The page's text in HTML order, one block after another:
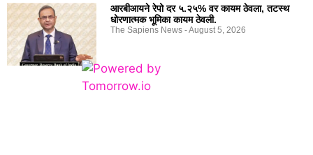
आरबीआयने रेपो दर ५.२५% वर कायम ठेवला, तटस्थ
धोरणात्मक भूमिका कायम ठेवली.
The Sapiens News August 5, 2026